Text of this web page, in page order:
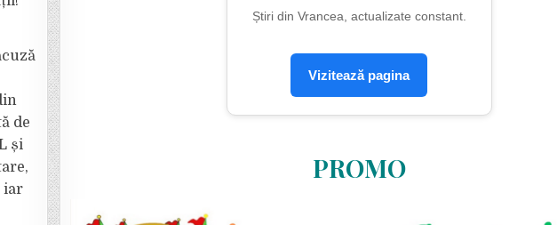
Știri din Vrancea, actualizate constant.
Vizitează pagina
PROMO
de
și
iar